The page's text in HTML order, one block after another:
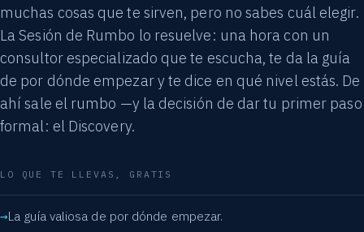
muchas cosas que te sirven, pero no sabes cuál elegir.
La Sesión de Rumbo lo resuelve: una hora con un
consultor especializado que te escucha, te da la guía
de por dónde empezar y te dice en qué nivel estás. De
ahí sale el rumbo —y la decisión de dar tu primer paso
formal: el Discovery.
LO QUE TE LLEVAS, GRATIS
La guía valiosa de por dónde empezar.